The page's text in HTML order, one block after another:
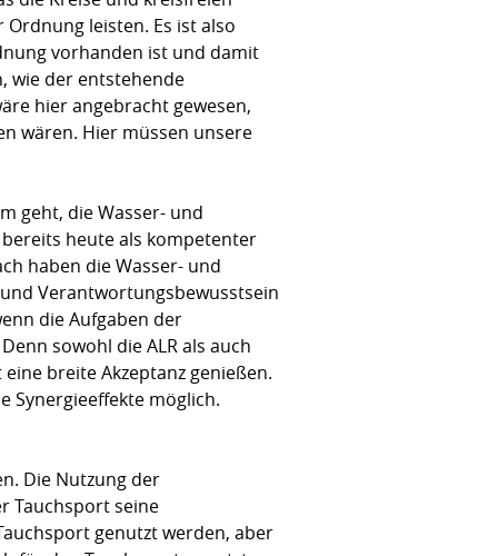
leisten. Es ist also
vorhanden ist und damit
wie der entstehende
hier angebracht gewesen,
wären. Hier müssen unsere
geht, die Wasser- und
heute als kompetenter
haben die Wasser- und
Verantwortungsbewusstsein
die Aufgaben der
sowohl die ALR als auch
breite Akzeptanz genießen.
Synergieeffekte möglich.
Die Nutzung der
Tauchsport seine
genutzt werden, aber